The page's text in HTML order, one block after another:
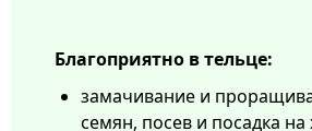
Благоприятно в тельце:
замачивание и
семян, посев и посадка на